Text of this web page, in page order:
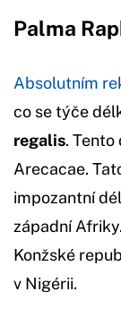
Palma
Absolutním
co se týče
regalis.
Arecacae.
impozantní
západní
Konžské
v Nigérii.